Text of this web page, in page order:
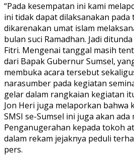
“Pada kesempatan ini kami
ini tidak dapat dilaksanakan
dikarenakan umat islam
bulan suci Ramadhan. Jadi
Fitri. Mengenai tanggal masih
dari Bapak Gubernur Sumsel,
membuka acara tersebut
narasumber pada kegiatan
gelar dalam rangkaian kegiatan
Jon Heri juga melaporkan bahwa
SMSI se-Sumsel ini juga akan ada
Penganugerahan kepada tokoh
dalam rekam jejaknya peduli
pers.